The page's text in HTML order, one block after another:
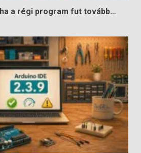
ha a régi program fut tovább…